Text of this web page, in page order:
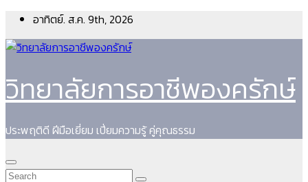
Skip
to
content
อาทิตย์. ส.ค. 9th, 2026
วิทยาลัยการอาชีพองครักษ์
ประพฤติดี ฝีมือเยี่ยม เปี่ยมความรู้ คู่คุณธรรม